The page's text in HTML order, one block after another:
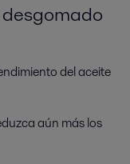
del aceite
aún más los